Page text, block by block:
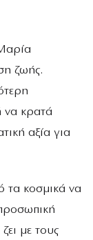
ζωής.
να κρατά
αξία για
τα κοσμικά να
με τους